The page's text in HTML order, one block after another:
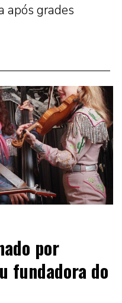
após grades
por
fundadora do